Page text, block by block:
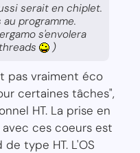
serait en chiplet.
programme.
s'envolera
)
pas vraiment éco
certaines tâches",
HT. La prise en
ces coeurs est
type HT. L'OS